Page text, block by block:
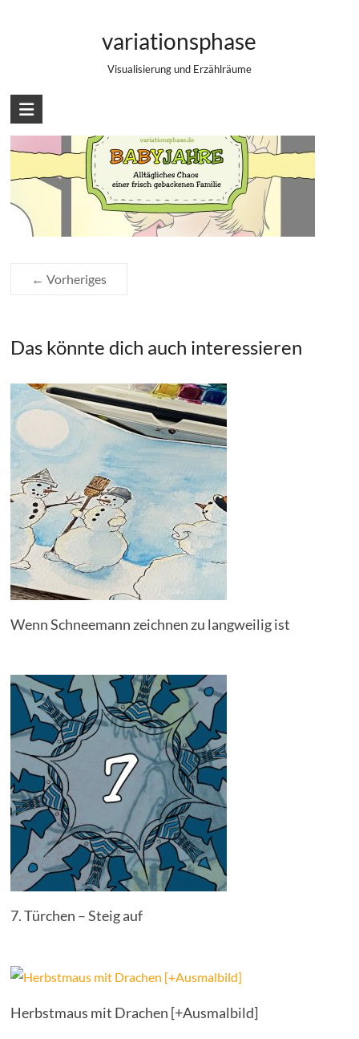
variationsphase
Visualisierung und Erzählräume
← Vorheriges
Das könnte dich auch interessieren
Wenn Schneemann zeichnen zu langweilig ist
7. Türchen – Steig auf
Herbstmaus mit Drachen [+Ausmalbild]